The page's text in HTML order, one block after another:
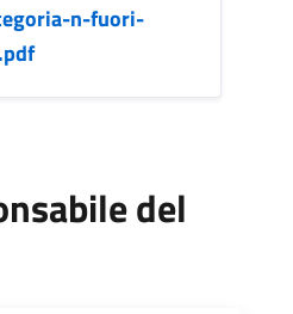
n-fuori-
del